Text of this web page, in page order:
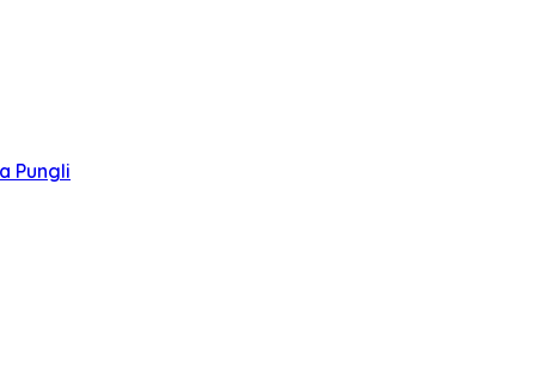
Pungli